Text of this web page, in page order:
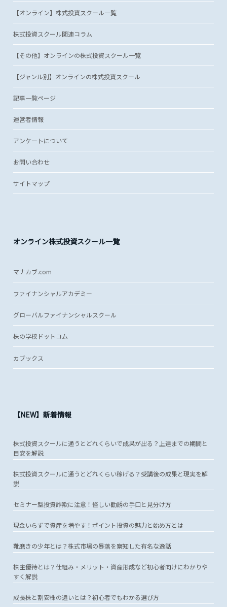
【オンライン】株式投資スクール一覧
株式投資スクール関連コラム
【その他】オンラインの株式投資スクール一覧
【ジャンル別】オンラインの株式投資スクール
記事一覧ページ
運営者情報
アンケートについて
お問い合わせ
サイトマップ
オンライン株式投資スクール一覧
マナカブ.com
ファイナンシャルアカデミー
グローバルファイナンシャルスクール
株の学校ドットコム
カブックス
【NEW】新着情報
株式投資スクールに通うとどれくらいで成果が出る？上達までの期間と
目安を解説
株式投資スクールに通うとどれくらい稼げる？受講後の成果と現実を解
説
セミナー型投資詐欺に注意！怪しい勧誘の手口と見分け方
現金いらずで資産を増やす！ポイント投資の魅力と始め方とは
靴磨きの少年とは？株式市場の暴落を察知した有名な逸話
株主優待とは？仕組み・メリット・資産形成など初心者向けにわかりや
すく解説
成長株と割安株の違いとは？初心者でもわかる選び方